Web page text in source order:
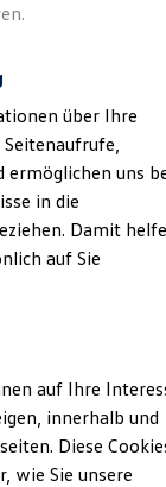
Autohaus
Rechtliches)
Uhr
Uhr
über Ihre
ermöglichen uns
in die
Damit
auf Sie
auf Ihre
innerhalb und
Diese
wie Sie unsere